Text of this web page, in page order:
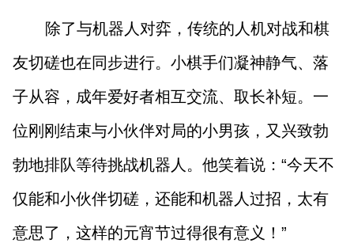
除了与机器人对弈，传统的人机对战和棋
友切磋也在同步进行。小棋手们凝神静气、落
子从容，成年爱好者相互交流、取长补短。一
位刚刚结束与小伙伴对局的小男孩，又兴致勃
勃地排队等待挑战机器人。他笑着说：“今天不
仅能和小伙伴切磋，还能和机器人过招，太有
意思了，这样的元宵节过得很有意义！”